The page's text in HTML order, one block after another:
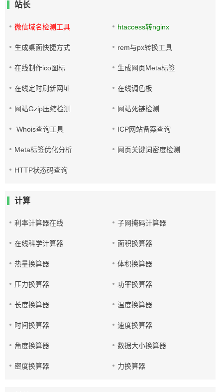
站长
微信域名检测工具 htaccess转nginx
生成桌面快捷方式 rem与px转换工具
在线制作ico图标 生成网页Meta标签
在线定时刷新网址 在线调色板
网站Gzip压缩检测 网站死链检测
Whois查询工具 ICP网站备案查询
Meta标签优化分析 网页关键词密度检测
HTTP状态码查询
计算
利率计算器在线 子网掩码计算器
在线科学计算器 面积换算器
热量换算器 体积换算器
压力换算器 功率换算器
长度换算器 温度换算器
时间换算器 速度换算器
角度换算器 数据大小换算器
密度换算器 力换算器